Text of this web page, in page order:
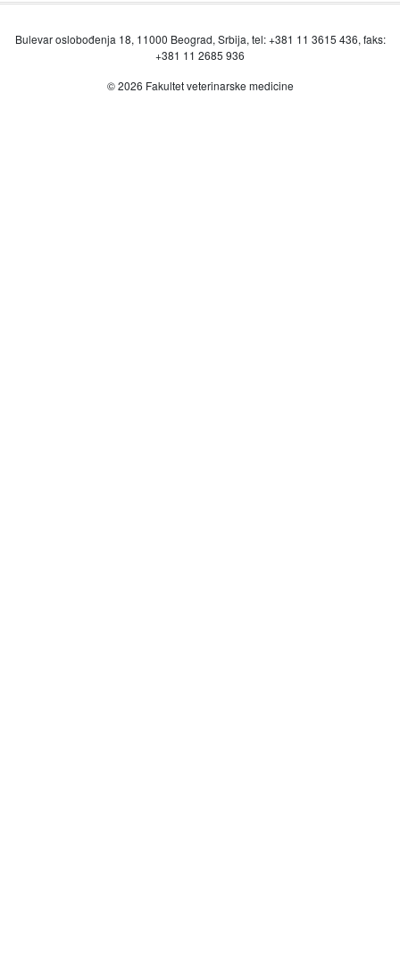
Bulevar oslobođenja 18, 11000 Beograd, Srbija, tel: +381 11 3615 436, faks:
+381 11 2685 936
© 2026 Fakultet veterinarske medicine